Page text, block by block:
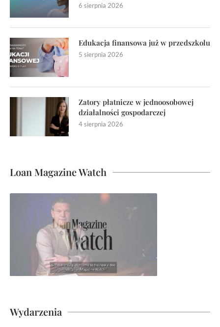
6 sierpnia 2026
Edukacja finansowa już w przedszkolu
5 sierpnia 2026
Zatory płatnicze w jednoosobowej
działalności gospodarczej
4 sierpnia 2026
Loan Magazine Watch
Wydarzenia